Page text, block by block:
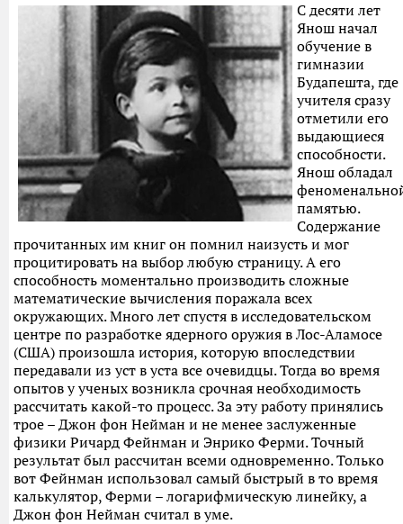
С десяти лет
Янош начал
обучение в
гимназии
Будапешта, где
учителя сразу
отметили его
выдающиеся
способности.
Янош обладал
памятью.
Содержание
прочитанных им книг он помнил наизусть и мог
процитировать на выбор любую страницу. А его
способность моментально производить сложные
математические вычисления поражала всех
окружающих. Много лет спустя в исследовательском
центре по разработке ядерного оружия в Лос-Аламосе
(США) произошла история, которую впоследствии
передавали из уст в уста все очевидцы. Тогда во время
опытов у ученых возникла срочная необходимость
рассчитать какой-то процесс. За эту работу принялись
трое – Джон фон Нейман и не менее заслуженные
физики Ричард Фейнман и Энрико Ферми. Точный
результат был рассчитан всеми одновременно. Только
вот Фейнман использовал самый быстрый в то время
калькулятор, Ферми – логарифмическую линейку, а
Джон фон Нейман считал в уме.